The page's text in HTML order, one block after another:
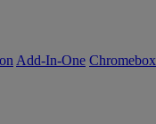
Add-In-One Chromebox